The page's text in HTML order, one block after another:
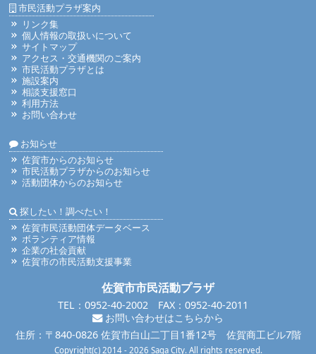
市民活動プラザ案内
リンク集
個人情報の取扱いについて
サイトマップ
アクセス・交通機関のご案内
市民活動プラザとは
施設案内
相談支援窓口
利用方法
お問い合わせ
お知らせ
佐賀市からのお知らせ
市民活動プラザからのお知らせ
活動団体からのお知らせ
探したい！調べたい！
佐賀市民活動団体データベース
ボランティア情報
企業の社会貢献
佐賀市の市民活動支援事業
佐賀市市民活動プラザ
TEL：0952-40-2002 FAX：0952-40-2011
お問い合わせはこちらから
住所：〒840-0826 佐賀市白山二丁目1番12号 佐賀商工ビル7階
Copyright(c) 2014 - 2026 Saga City. All rights reserved.